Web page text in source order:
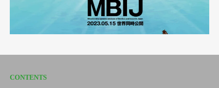
CONTENTS